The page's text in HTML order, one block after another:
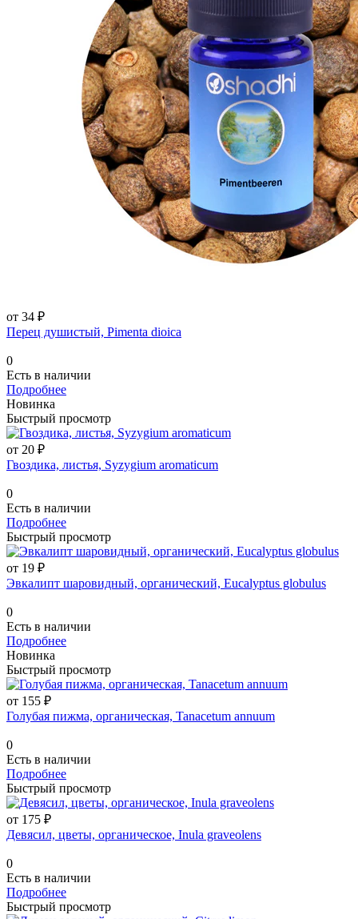
от 34 ₽
Перец душистый, Pimenta dioica
0
Есть в наличии
Подробнее
Новинка
Быстрый просмотр
от 20 ₽
Гвоздика, листья, Syzygium aromaticum
0
Есть в наличии
Подробнее
Быстрый просмотр
от 19 ₽
Эвкалипт шаровидный, органический, Eucalyptus globulus
0
Есть в наличии
Подробнее
Новинка
Быстрый просмотр
от 155 ₽
Голубая пижма, органическая, Tanacetum annuum
0
Есть в наличии
Подробнее
Быстрый просмотр
от 175 ₽
Девясил, цветы, органическое, Inula graveolens
0
Есть в наличии
Подробнее
Быстрый просмотр